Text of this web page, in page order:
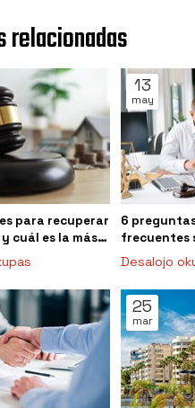
relacionadas
para recuperar
cuál es la más
tu caso
13
may
6
frecuentes
ocupación
Desalojo
25
mar